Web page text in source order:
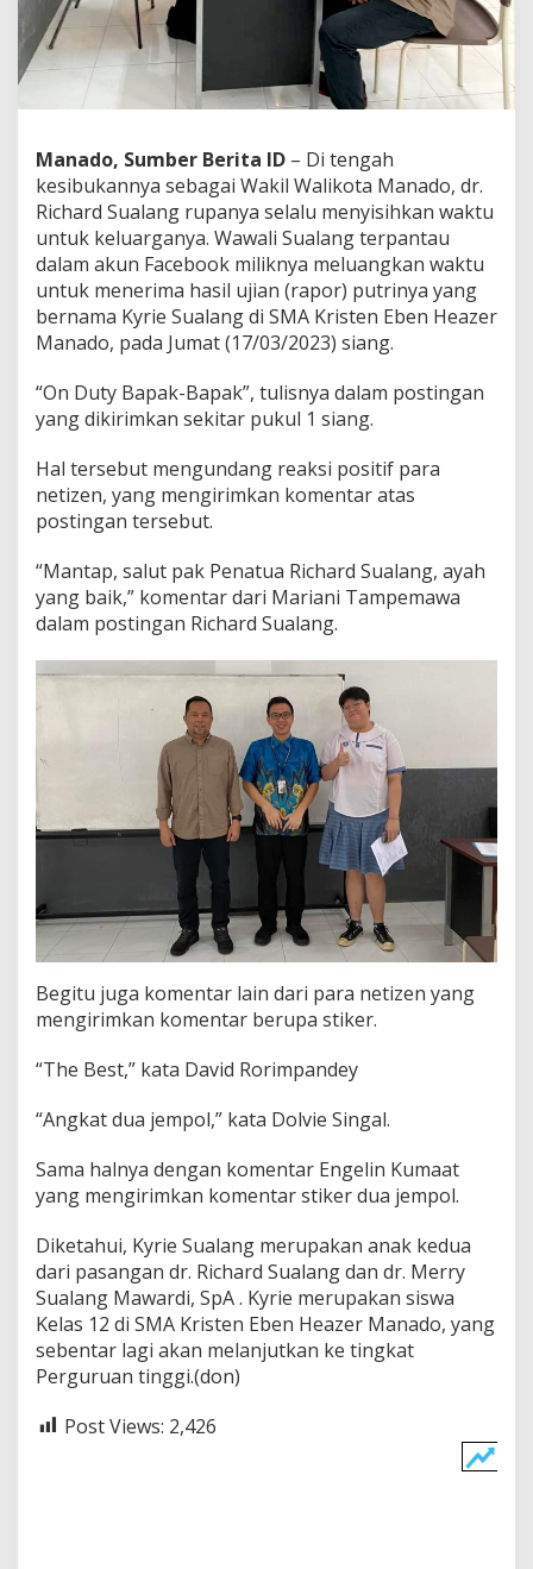
g
a
n
g
k
a
n
W
a
k
t
A
m
i
l
R
a
o
r
A
n
a
k
n
y
a
r
e
Manado, Sumber Berita ID – Di tengah
kesibukannya sebagai Wakil Walikota Manado, dr.
Richard Sualang rupanya selalu menyisihkan waktu
untuk keluarganya. Wawali Sualang terpantau
dalam akun Facebook miliknya meluangkan waktu
untuk menerima hasil ujian (rapor) putrinya yang
bernama Kyrie Sualang di SMA Kristen Eben Heazer
Manado, pada Jumat (17/03/2023) siang.
“On Duty Bapak-Bapak”, tulisnya dalam postingan
yang dikirimkan sekitar pukul 1 siang.
Hal tersebut mengundang reaksi positif para
netizen, yang mengirimkan komentar atas
postingan tersebut.
“Mantap, salut pak Penatua Richard Sualang, ayah
yang baik,” komentar dari Mariani Tampemawa
dalam postingan Richard Sualang.
Begitu juga komentar lain dari para netizen yang
mengirimkan komentar berupa stiker.
“The Best,” kata David Rorimpandey
“Angkat dua jempol,” kata Dolvie Singal.
Sama halnya dengan komentar Engelin Kumaat
yang mengirimkan komentar stiker dua jempol.
Diketahui, Kyrie Sualang merupakan anak kedua
dari pasangan dr. Richard Sualang dan dr. Merry
Sualang Mawardi, SpA . Kyrie merupakan siswa
Kelas 12 di SMA Kristen Eben Heazer Manado, yang
sebentar lagi akan melanjutkan ke tingkat
Perguruan tinggi.(don)
Post Views: 2,426